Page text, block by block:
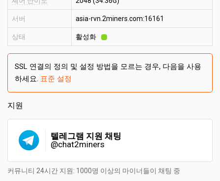
서버 asia-rvn.2miners.com:16161
상태 활성화
SSL 연결의 정의 및 설정 방법을 모르는 경우, 다음을 사용
하세요. 표준 설정
지원
텔레그램 지원 채팅
@chat2miners
커뮤니티 24시간 지원: 1000명 이상의 마이너들이 채팅 중